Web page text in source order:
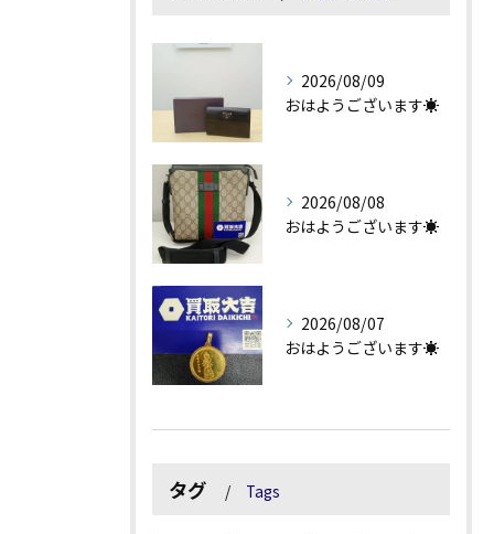
2026/08/09
おはようございます☀
2026/08/08
おはようございます☀
2026/08/07
おはようございます☀
タグ Tags